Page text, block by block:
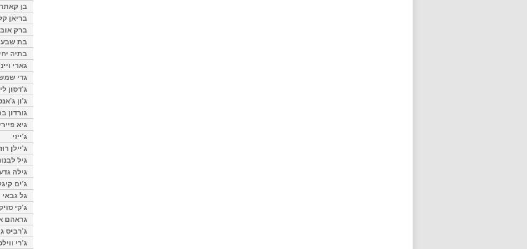
בן
בריאן
ברק
בת שבע
בתיה
גארי
גדי
ג'דסון
ג'ון
גורדון
גיא פיירי
ג'ייזי
ג'יילן רוז
גיל
גילה
ג'ים
גל גבאי
ג'קי
גראהם
ג'רביס
ג'רי